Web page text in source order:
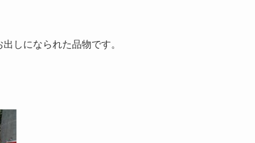
しになられた品物です。